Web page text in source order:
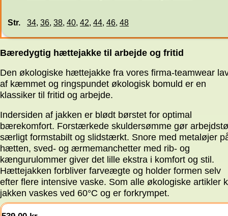
Str. 34, 36, 38, 40, 42, 44, 46, 48
Bæredygtig hættejakke til arbejde og fritid
Den økologiske hættejakke fra vores firma-teamwear
af kæmmet og ringspundet økologisk bomuld er en
klassiker til fritid og arbejde.
Indersiden af jakken er blødt børstet for optimal
bærekomfort. Forstærkede skuldersømme gør
særligt formstabilt og slidstærkt. Snore med metaløjer
hætten, sved- og ærmemanchetter med rib- og
kængurulommer giver det lille ekstra i komfort og stil.
Hættejakken forbliver farveægte og holder formen selv
efter flere intensive vaske. Som alle økologiske artikler
jakken vaskes ved 60°C og er forkrympet.